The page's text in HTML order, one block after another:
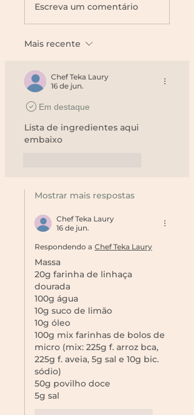
Escreva um comentário
Mais recente
Chef Teka Laury
16 de jun.
Em destaque
Lista de ingredientes aqui
embaixo
Mostrar mais respostas
Chef Teka Laury
16 de jun.
Respondendo a Chef Teka Laury
Massa
20g farinha de linhaça
dourada
100g água
10g suco de limão
10g óleo
100g mix farinhas de bolos de
micro (mix: 225g f. arroz bca,
225g f. aveia, 5g sal e 10g bic.
sódio)
50g povilho doce
5g sal